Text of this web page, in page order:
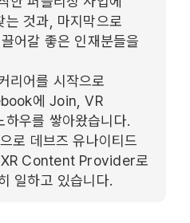
는 것과, 마지막으로
어갈 좋은 인재분들을
리어를 시작으로
에 Join, VR
하우를 쌓아왔습니다.
로 데브즈 유나이티드
XR Content Provider로
일하고 있습니다.